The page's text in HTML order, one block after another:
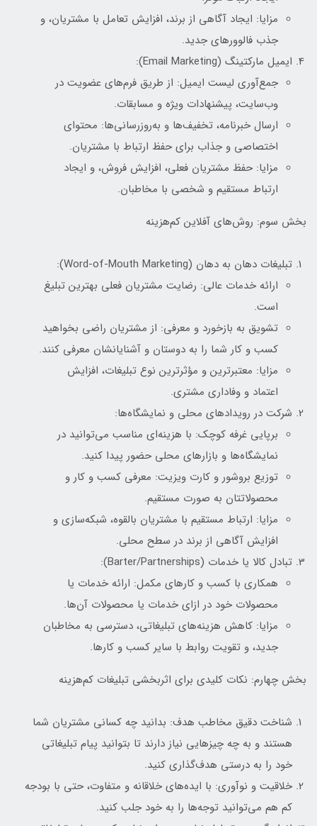
مزایا: ایجاد آگاهی از برند، افزایش تعامل با مشتریان، و
جذب فالوورهای جدید.
ایمیل مارکتینگ (Email Marketing):
جمع‌آوری لیست ایمیل: از طریق فرم‌های عضویت در
وب‌سایت، پیشنهادات ویژه و مسابقات.
ارسال خبرنامه، تخفیف‌ها و به‌روزرسانی‌ها: محتوای
اختصاصی و جذاب برای حفظ ارتباط با مشتریان.
مزایا: حفظ مشتریان فعلی، افزایش فروش، و ایجاد
ارتباط مستقیم و شخصی با مخاطبان.
بخش سوم: روش‌های آفلاین کم‌هزینه
تبلیغات دهان به دهان (Word-of-Mouth Marketing):
ارائه خدمات عالی: رضایت مشتریان فعلی بهترین تبلیغ
است.
تشویق به بازخورد و معرفی: از مشتریان راضی بخواهید
کسب و کار شما را به دوستان و آشنایانشان معرفی کنند.
مزایا: معتبرترین و مؤثرترین نوع تبلیغات، افزایش
اعتماد و وفاداری مشتری.
شرکت در رویدادهای محلی و نمایشگاه‌ها:
برپایی غرفه کوچک: با هزینه‌ای مناسب می‌توانید در
نمایشگاه‌ها و بازارهای محلی حضور پیدا کنید.
توزیع بروشور و کارت ویزیت: معرفی کسب و کار و
محصولاتتان به صورت مستقیم.
مزایا: ارتباط مستقیم با مشتریان بالقوه، شبکه‌سازی و
افزایش آگاهی از برند در سطح محلی.
تبادل کالا یا خدمات (Barter/Partnerships):
همکاری با کسب و کارهای مکمل: ارائه خدمات یا
محصولات خود در ازای خدمات یا محصولات آن‌ها.
مزایا: کاهش هزینه‌های تبلیغاتی، دسترسی به مخاطبان
جدید، و تقویت روابط با سایر کسب و کارها.
بخش چهارم: نکات کلیدی برای اثربخشی تبلیغات کم‌هزینه
شناخت دقیق مخاطب هدف: بدانید چه کسانی مشتریان شما
هستند و به چه چیزهایی نیاز دارند تا بتوانید پیام تبلیغاتی
خود را به درستی هدف‌گذاری کنید.
خلاقیت و نوآوری: با ایده‌های خلاقانه و متفاوت، حتی با بودجه
کم هم می‌توانید توجه‌ها را به خود جلب کنید.